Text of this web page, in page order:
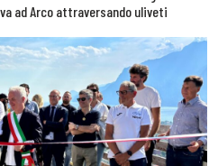
ad Arco attraversando uliveti